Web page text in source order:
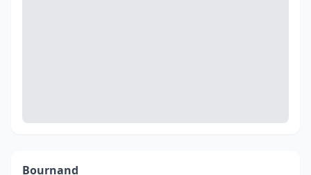
Bournand